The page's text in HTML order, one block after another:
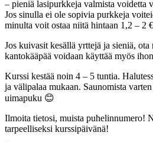
– pieniä lasipurkkeja valmista voidetta
Jos sinulla ei ole sopivia purkkeja
minulta voit ostaa niitä hintaan 1,2 – 2 €
Jos kuivasit kesällä yrttejä ja sieniä,
kantokääpää voidaan käyttää myös
Kurssi kestää noin 4 – 5 tuntia.
ja välipalaa mukaan. Saunomista
uimapuku 😊
Ilmoita tietosi, muista puhelinnumero!
tarpeelliseksi kurssipäivänä!